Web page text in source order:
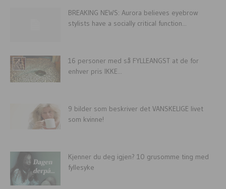
BREAKING NEWS: Aurora believes eyebrow
stylists have a socially critical function...
16 personer med så FYLLEANGST at de for
enhver pris IKKE...
9 bilder som beskriver det VANSKELIGE livet
som kvinne!
Kjenner du deg igjen? 10 grusomme ting med
fyllesyke